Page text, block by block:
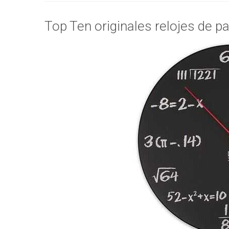
Top Ten originales relojes de